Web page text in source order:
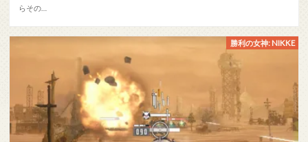
らその…
勝利の女神: NIKKE